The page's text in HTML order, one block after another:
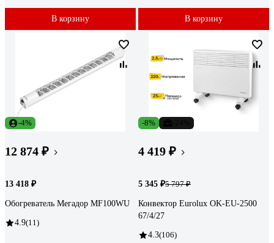
В корзину В корзину
-4%
12 874 ₽
13 418 ₽
Обогреватель Мегадор MF100WU
4.9(11)
-8%
4 419 ₽
5 345 ₽5 797 ₽
Конвектор Eurolux OK-EU-2500
67/4/27
4.3(106)